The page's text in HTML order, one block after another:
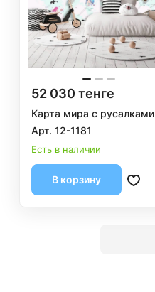
52 030 тенге
Карта мира с русалками
Арт. 12-1181
Есть в наличии
В корзину